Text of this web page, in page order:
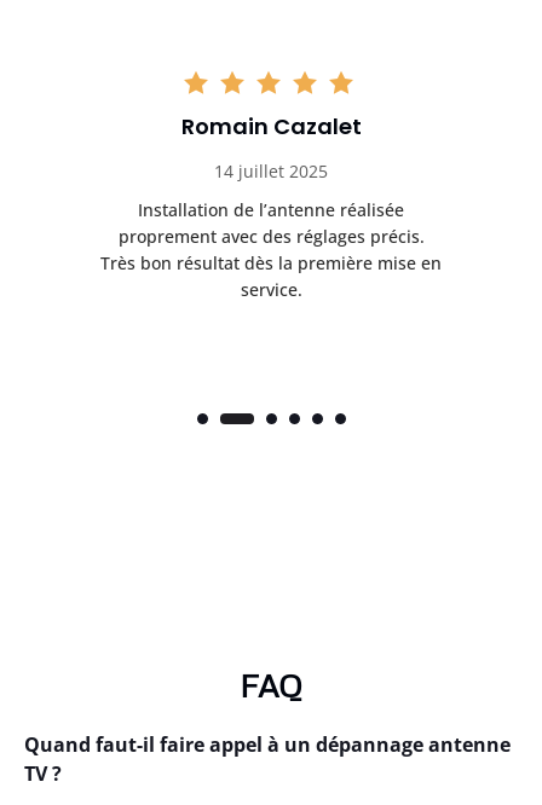
Romain Cazalet
14 juillet 2025
Installation de l’antenne réalisée
proprement avec des réglages précis.
Très bon résultat dès la première mise en
service.
FAQ
Quand faut-il faire appel à un dépannage antenne
TV ?